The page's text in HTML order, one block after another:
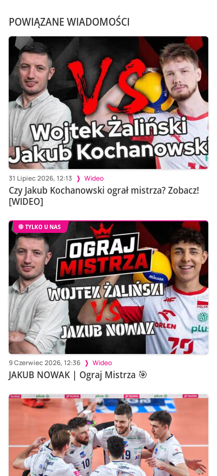
POWIĄZANE WIADOMOŚCI
31 Lipiec 2026, 12:13 Wideo
Czy Jakub Kochanowski ograł mistrza? Zobacz!
[WIDEO]
TYLKO U NAS
9 Czerwiec 2026, 12:36 Wideo
JAKUB NOWAK | Ograj Mistrza 🎯